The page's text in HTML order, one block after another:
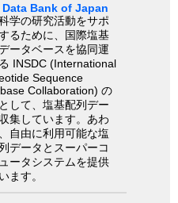
Data Bank of Japan
学の研究活動をサポ
るために、国際塩基
ータベースを協同運
INSDC (International
Sequence
Collaboration) の
して、塩基配列デー
集しています。あわ
自由に利用可能な塩
データとスーパーコ
ータシステムを提供
ます。